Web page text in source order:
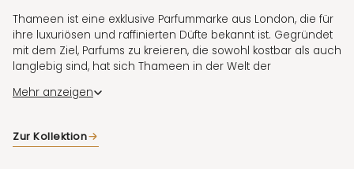
Thameen ist eine exklusive Parfummarke aus London, die für
ihre luxuriösen und raffinierten Düfte bekannt ist. Gegründet
mit dem Ziel, Parfums zu kreieren, die sowohl kostbar als auch
langlebig sind, hat sich Thameen in der Welt der
erarbeitet. Der Name „Thameen“ bedeutet im Arabischen
Marke wider: die Schaffung von außergewöhnlichen und
seltenen Duftkompositionen, die von hochwertigen, seltenen
Mehr anzeigen
Zur Kollektion